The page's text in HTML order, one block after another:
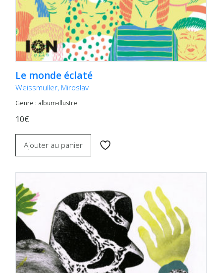
Le monde éclaté
Weissmuller, Miroslav
Genre : album-illustre
10€
Ajouter au panier